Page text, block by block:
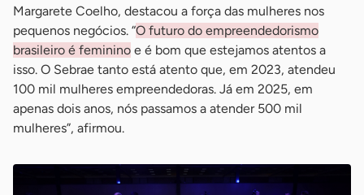
Margarete Coelho, destacou a força das mulheres nos
pequenos negócios. “O futuro do empreendedorismo
brasileiro é feminino e é bom que estejamos atentos a
isso. O Sebrae tanto está atento que, em 2023, atendeu
100 mil mulheres empreendedoras. Já em 2025, em
apenas dois anos, nós passamos a atender 500 mil
mulheres”, afirmou.